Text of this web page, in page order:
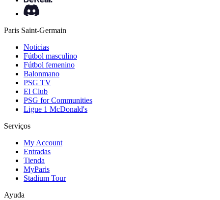
Paris Saint-Germain
Noticias
Fútbol masculino
Fútbol femenino
Balonmano
PSG TV
El Club
PSG for Communities
Ligue 1 McDonald's
Serviços
My Account
Entradas
Tienda
MyParis
Stadium Tour
Ayuda